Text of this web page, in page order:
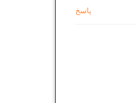
پاسخ